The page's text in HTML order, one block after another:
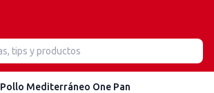
Pollo Mediterráneo One Pan